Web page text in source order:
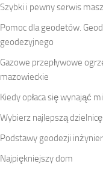
Szybki i pewny serwis
Pomoc dla geodetów.
geodezyjnego
Gazowe przepływowe
mazowieckie
Kiedy opłaca się wynająć
Wybierz najlepszą dzielnicę
Podstawy geodezji
Najpiękniejszy dom